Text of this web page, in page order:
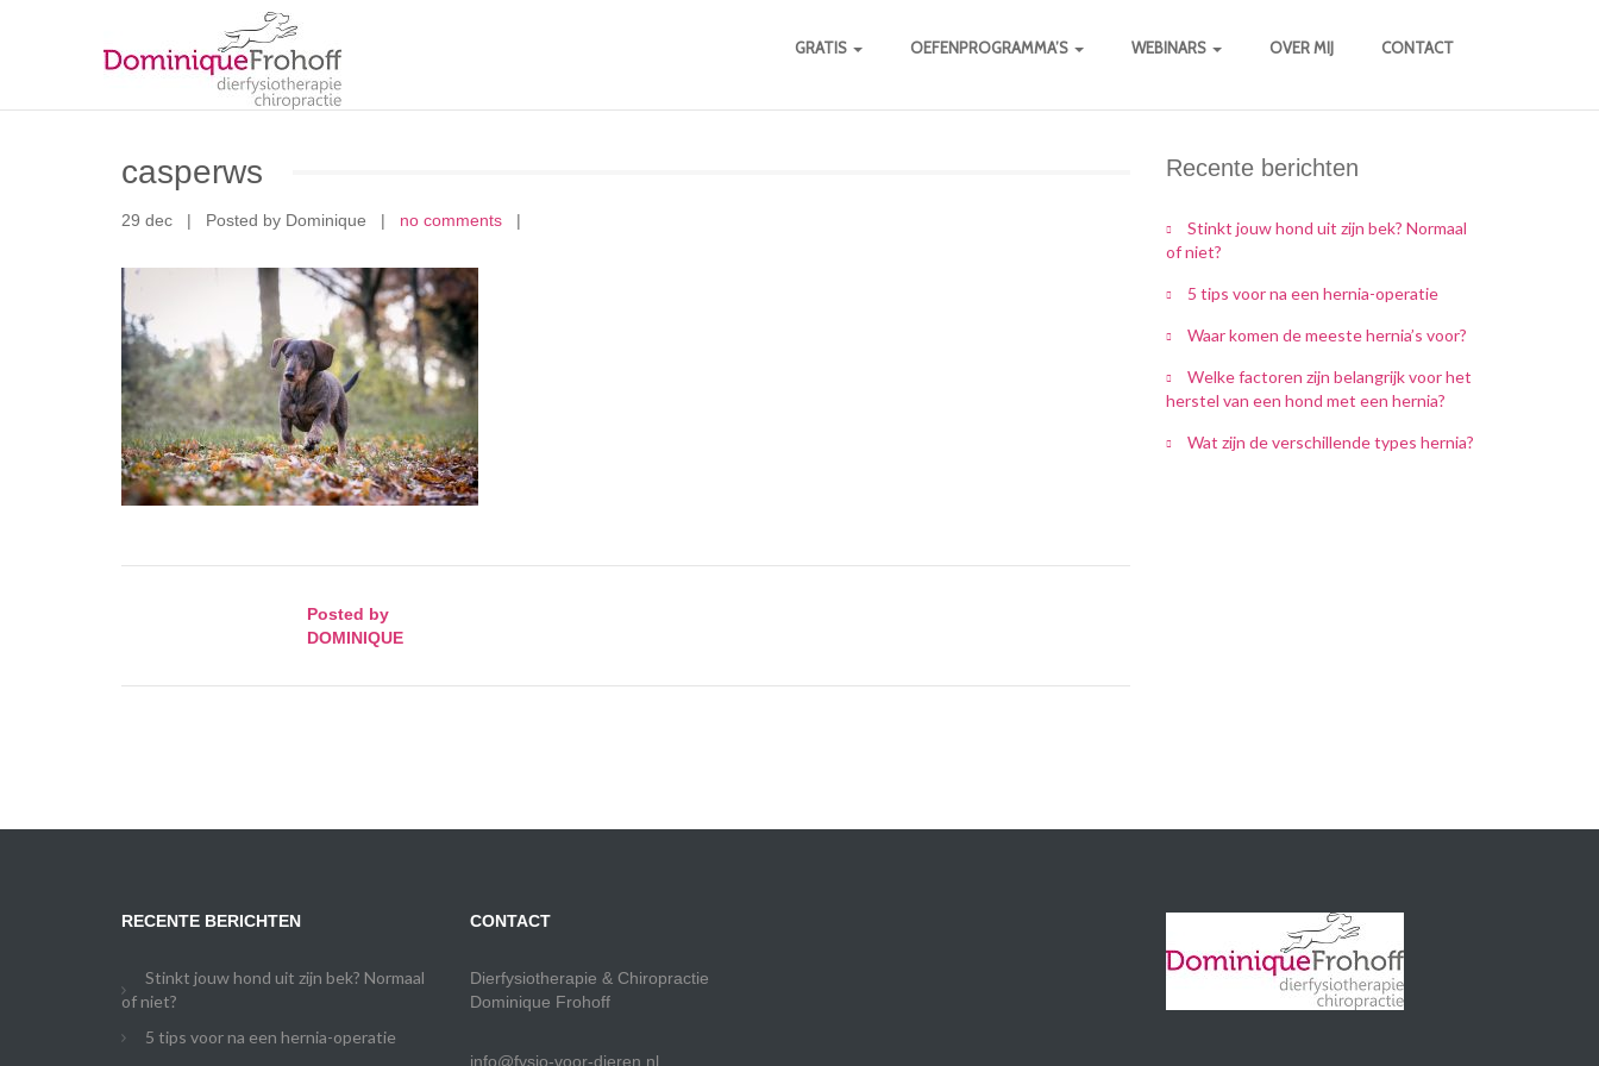
GRATIS OEFENPROGRAMMA’S WEBINARS OVER MIJ CONTACT
casperws
29 dec | Posted by Dominique | no comments |
Posted by
DOMINIQUE
Recente berichten
Stinkt jouw hond uit zijn bek? Normaal
of niet?
5 tips voor na een hernia-operatie
Waar komen de meeste hernia’s voor?
Welke factoren zijn belangrijk voor het
herstel van een hond met een hernia?
Wat zijn de verschillende types hernia?
RECENTE BERICHTEN
Stinkt jouw hond uit zijn bek? Normaal
of niet?
5 tips voor na een hernia-operatie
CONTACT
Dierfysiotherapie & Chiropractie
Dominique Frohoff
info@fysio-voor-dieren.nl